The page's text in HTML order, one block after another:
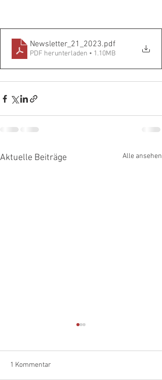
Newsletter_21_2023.pdf
PDF herunterladen • 1.10MB
Aktuelle Beiträge Alle ansehen
1 Kommentar